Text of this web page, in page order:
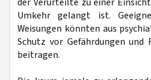
Umkehr gelangt ist.
Weisungen könnten aus
Schutz vor Gefährdungen und
beitragen.